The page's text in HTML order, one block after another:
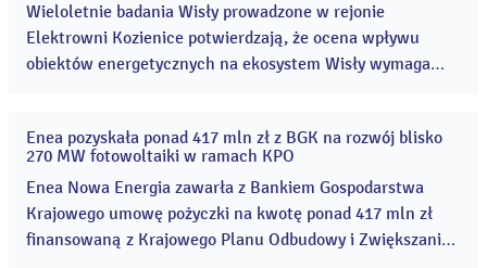
Wieloletnie badania Wisły prowadzone w rejonie
Elektrowni Kozienice potwierdzają, że ocena wpływu
obiektów energetycznych na ekosystem Wisły wymaga
jednocześnie m.in. susze, zmiany klimatu, regulacje rzeki
oraz gatunki inwazyjne. ...
20
2026
Enea pozyskała ponad 417 mln zł z BGK na rozwój blisko
270 MW fotowoltaiki w ramach KPO
Enea Nowa Energia zawarła z Bankiem Gospodarstwa
Krajowego umowę pożyczki na kwotę ponad 417 mln zł
finansowaną z Krajowego Planu Odbudowy i Zwiększania